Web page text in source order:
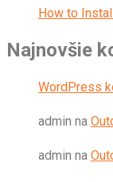
How to
Najnovšie
WordPress
admin na
admin na